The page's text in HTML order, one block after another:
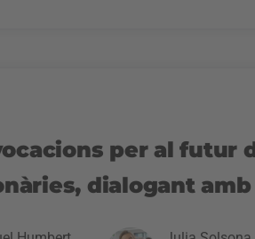
per al futur
dialogant